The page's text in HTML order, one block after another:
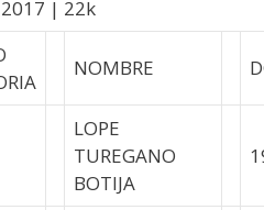
| 22k
NOMBRE
LOPE
TUREGANO
BOTIJA